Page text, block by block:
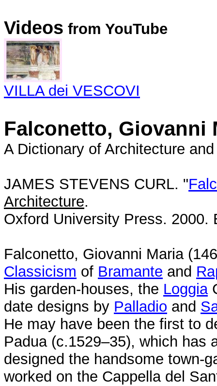
Videos from YouTube
VILLA dei VESCOVI
Falconetto, Giovanni
A Dictionary of Architecture
JAMES STEVENS CURL. "
Architecture.
Oxford University Press. 2000.
Falconetto, Giovanni Maria
Classicism of Bramante and
His garden-houses, the Loggia
date designs by Palladio and
He may have been the first to
Padua (c.1529–35), which has
designed the handsome town-
worked on the Cappella del